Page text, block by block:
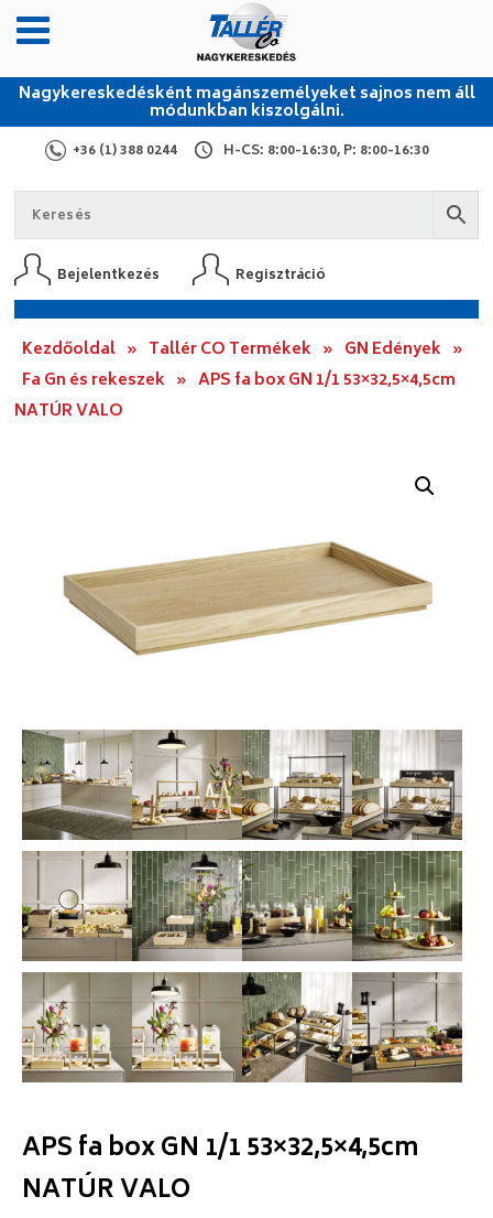
Nagykereskedésként magánszemélyeket sajnos nem áll
módunkban kiszolgálni.
+36 (1) 388 0244 H-CS: 8:00-16:30, P: 8:00-16:30
Bejelentkezés Regisztráció
Kezdőoldal » Tallér CO Termékek » GN Edények »
Fa Gn és rekeszek » APS fa box GN 1/1 53×32,5×4,5cm
NATÚR VALO
APS fa box GN 1/1 53×32,5×4,5cm
NATÚR VALO